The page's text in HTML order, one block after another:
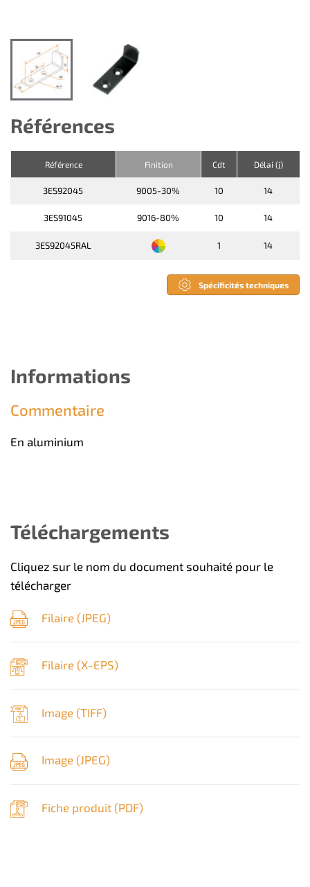
Références
Référence Finition Cdt Délai (j)
3ES92045 9005-30% 10 14
3ES91045 9016-80% 10 14
3ES92045RAL 1 14
Spécificités techniques
Informations
Commentaire
En aluminium
Téléchargements
Cliquez sur le nom du document souhaité pour le
télécharger
Filaire (JPEG)
Filaire (X-EPS)
Image (TIFF)
Image (JPEG)
Fiche produit (PDF)